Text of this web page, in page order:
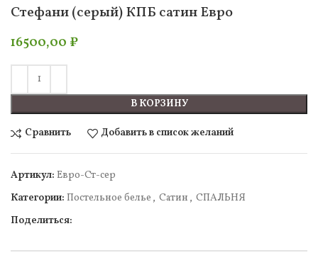
Стефани (серый) КПБ сатин Евро
16500,00 ₽
В КОРЗИНУ
Сравнить Добавить в список желаний
Артикул: Евро-Ст-сер
Категории: Постельное белье , Сатин , СПАЛЬНЯ
Поделиться: